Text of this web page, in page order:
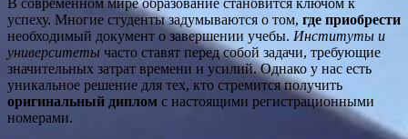
успеху. Многие студенты задумываются о том, где приобрести
необходимый документ о завершении учебы. Институты и
университеты часто ставят перед собой задачи, требующие
значительных затрат времени и усилий. Однако у нас есть
уникальное решение для тех, кто стремится получить
оригинальный диплом с настоящими регистрационными
номерами.